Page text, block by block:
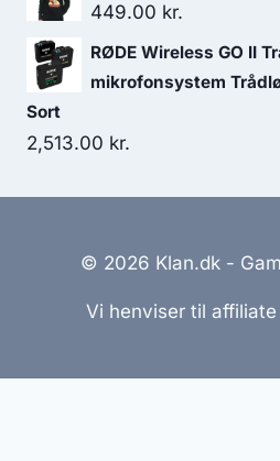
449.00 kr.
RØDE Wireless GO II
mikrofonsystem
Sort
2,513.00 kr.
© 2026 Klan.dk -
Vi henviser til